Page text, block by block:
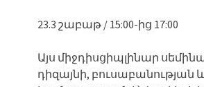
23.3 շաբաթ / 15:00-ից 17:00
Այս միջդիսցիպլինար
դիզայնի, բուսաբանության